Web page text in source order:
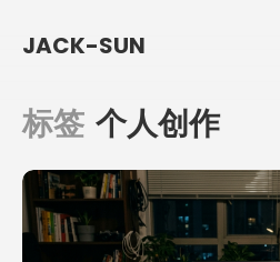
JACK-SUN
标签 个人创作